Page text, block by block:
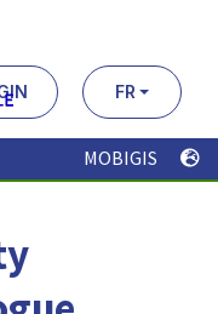
FR
MOBIGIS